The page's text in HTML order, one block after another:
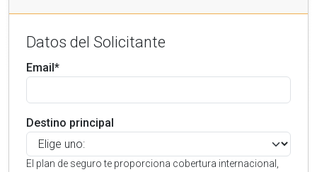
Datos del Solicitante
Email*
Destino principal
El plan de seguro te proporciona cobertura internacional,